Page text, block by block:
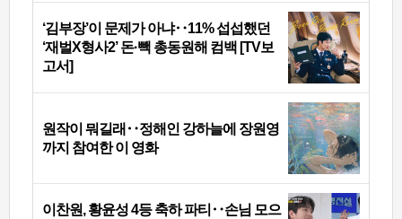
‘김부장’이 문제가 아냐‥11% 섭섭했던
‘재벌X형사2’ 돈·빽 총동원해 컴백 [TV보
고서]
원작이 뭐길래‥정해인 강하늘에 장원영
까지 참여한 이 영화
이찬원, 황윤성 4등 축하 파티‥손님 모으